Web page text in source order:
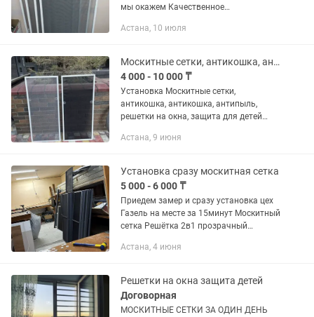
мы окажем Качественное
цветов белые, антрацит, махагон,
установка...
Астана, 10 июля
Москитные сетки, антикошка, антикошка, решетки
4 000 - 10 000 ₸
Установка Москитные сетки,
антикошка, антикошка, антипыль,
решетки на окна, защита для детей
имеется разные цвета Замер и
подход
Астана, 9 июня
Установка сразу москитная сетка
5 000 - 6 000 ₸
Приедем замер и сразу установка цех
Газель на месте за 15минут Москитный
сетка Решётка 2в1 прозрачный
Плиссе Раздвижные Стеклопакет
Астана, 4 июня
Решетки на окна защита детей
Договорная
МОСКИТНЫЕ СЕТКИ ЗА ОДИН ДЕНЬ